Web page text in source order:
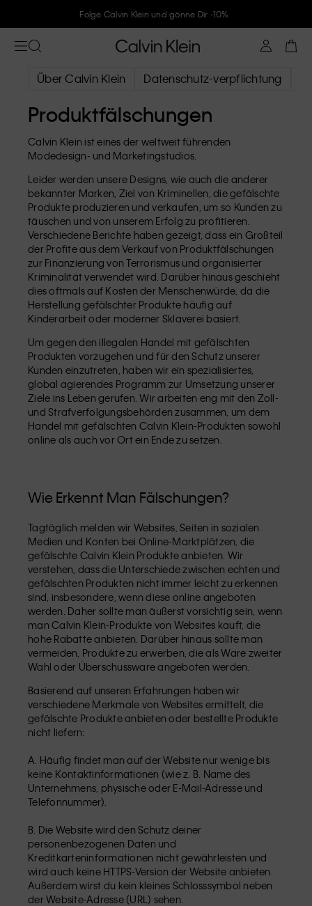
Folge Calvin Klein und gönne Dir -10%
Über Calvin Klein Datenschutz-verpflichtung
Produktfälschungen
Calvin Klein ist eines der weltweit führenden
Modedesign- und Marketingstudios.
Leider werden unsere Designs, wie auch die anderer
bekannter Marken, Ziel von Kriminellen, die gefälschte
Produkte produzieren und verkaufen, um so Kunden zu
täuschen und von unserem Erfolg zu profitieren.
Verschiedene Berichte haben gezeigt, dass ein Großteil
der Profite aus dem Verkauf von Produktfälschungen
zur Finanzierung von Terrorismus und organisierter
Kriminalität verwendet wird. Darüber hinaus geschieht
dies oftmals auf Kosten der Menschenwürde, da die
Herstellung gefälschter Produkte häufig auf
Kinderarbeit oder moderner Sklaverei basiert.
Um gegen den illegalen Handel mit gefälschten
Produkten vorzugehen und für den Schutz unserer
Kunden einzutreten, haben wir ein spezialisiertes,
global agierendes Programm zur Umsetzung unserer
Ziele ins Leben gerufen. Wir arbeiten eng mit den Zoll-
und Strafverfolgungsbehörden zusammen, um dem
Handel mit gefälschten Calvin Klein-Produkten sowohl
online als auch vor Ort ein Ende zu setzen.
Wie Erkennt Man Fälschungen?
Tagtäglich melden wir Websites, Seiten in sozialen
Medien und Konten bei Online-Marktplätzen, die
gefälschte Calvin Klein Produkte anbieten. Wir
verstehen, dass die Unterschiede zwischen echten und
gefälschten Produkten nicht immer leicht zu erkennen
sind, insbesondere, wenn diese online angeboten
werden. Daher sollte man äußerst vorsichtig sein, wenn
man Calvin Klein-Produkte von Websites kauft, die
hohe Rabatte anbieten. Darüber hinaus sollte man
vermeiden, Produkte zu erwerben, die als Ware zweiter
Wahl oder Überschussware angeboten werden.
Basierend auf unseren Erfahrungen haben wir
verschiedene Merkmale von Websites ermittelt, die
gefälschte Produkte anbieten oder bestellte Produkte
nicht liefern:
A. Häufig findet man auf der Website nur wenige bis
keine Kontaktinformationen (wie z. B. Name des
Unternehmens, physische oder E-Mail-Adresse und
Telefonnummer).
B. Die Website wird den Schutz deiner
personenbezogenen Daten und
Kreditkarteninformationen nicht gewährleisten und
wird auch keine HTTPS-Version der Website anbieten.
Außerdem wirst du kein kleines Schlosssymbol neben
der Website-Adresse (URL) sehen.